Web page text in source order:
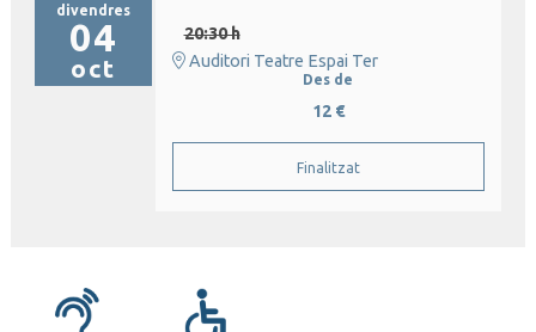
divendres
04
oct
20:30 h
Auditori Teatre Espai Ter
Des de
12 €
Finalitzat